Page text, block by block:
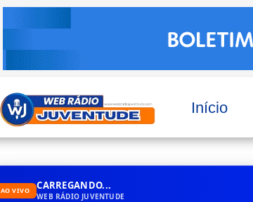
Início
AO VIVO CARREGANDO...
WEB RÁDIO JUVENTUDE